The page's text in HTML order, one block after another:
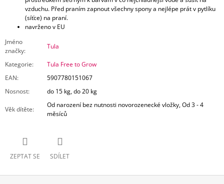
vzduchu. Před praním zapnout všechny spony a nejlépe prát v pytlíku
(síťce) na praní.
navrženo v EU
Jméno
značky:
Tula
Kategorie:
Tula Free to Grow
EAN:
5907780151067
Nosnost: do 15 kg, do 20 kg
Věk dítěte:
Od narození bez nutnosti novorozenecké vložky, Od 3 - 4
měsíců
ZEPTAT SE SDÍLET